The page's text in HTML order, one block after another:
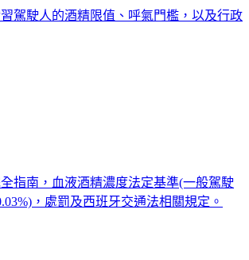
駕駛人的酒精限值、呼氣門檻，以及行政
指南，血液酒精濃度法定基準(一般駕駛
，處罰及西班牙交通法相關規定。